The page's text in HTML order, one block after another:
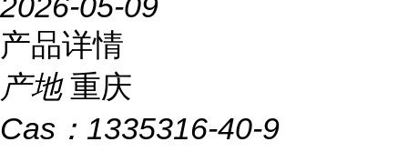
产品详情
产地 重庆
Cas： 1335316-40-9